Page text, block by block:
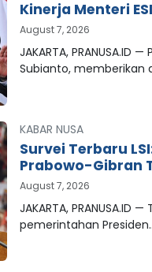
Kinerja Menteri
August 7, 2026
JAKARTA, PRANUSA.ID
Subianto, memberikan
KABAR NUSA
Survei Terbaru
Prabowo-Gibran
August 7, 2026
JAKARTA,
pemerintahan